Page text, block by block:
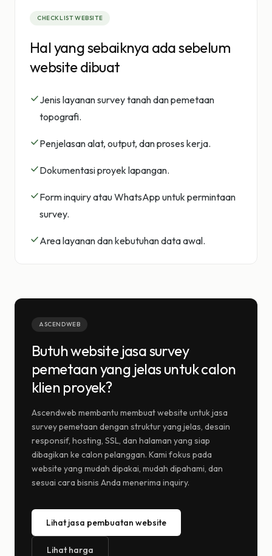
CHECKLIST WEBSITE
Hal yang sebaiknya ada sebelum
website dibuat
Jenis layanan survey tanah dan pemetaan
topografi.
Penjelasan alat, output, dan proses kerja.
Dokumentasi proyek lapangan.
Form inquiry atau WhatsApp untuk permintaan
survey.
Area layanan dan kebutuhan data awal.
ASCENDWEB
Butuh website jasa survey
pemetaan yang jelas untuk calon
klien proyek?
Ascendweb membantu membuat website untuk jasa
survey pemetaan dengan struktur yang jelas, desain
responsif, hosting, SSL, dan halaman yang siap
dibagikan ke calon pelanggan. Kami fokus pada
website yang mudah dipakai, mudah dipahami, dan
sesuai cara bisnis Anda menerima inquiry.
Lihat jasa pembuatan website
Lihat harga